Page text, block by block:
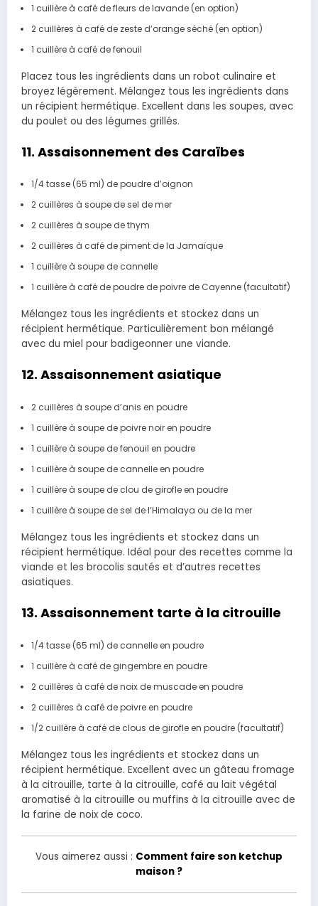
1 cuillère à café de fleurs de lavande (en option)
2 cuillères à café de zeste d’orange séché (en option)
1 cuillère à café de fenouil
Placez tous les ingrédients dans un robot culinaire et
broyez légèrement. Mélangez tous les ingrédients dans
un récipient hermétique. Excellent dans les soupes, avec
du poulet ou des légumes grillés.
11. Assaisonnement des Caraïbes
1/4 tasse (65 ml) de poudre d’oignon
2 cuillères à soupe de sel de mer
2 cuillères à soupe de thym
2 cuillères à café de piment de la Jamaïque
1 cuillère à soupe de cannelle
1 cuillère à café de poudre de poivre de Cayenne (facultatif)
Mélangez tous les ingrédients et stockez dans un
récipient hermétique. Particulièrement bon mélangé
avec du miel pour badigeonner une viande.
12. Assaisonnement asiatique
2 cuillères à soupe d’anis en poudre
1 cuillère à soupe de poivre noir en poudre
1 cuillère à soupe de fenouil en poudre
1 cuillère à soupe de cannelle en poudre
1 cuillère à soupe de clou de girofle en poudre
1 cuillère à soupe de sel de l’Himalaya ou de la mer
Mélangez tous les ingrédients et stockez dans un
récipient hermétique. Idéal pour des recettes comme la
viande et les brocolis sautés et d’autres recettes
asiatiques.
13. Assaisonnement tarte à la citrouille
1/4 tasse (65 ml) de cannelle en poudre
1 cuillère à café de gingembre en poudre
2 cuillères à café de noix de muscade en poudre
2 cuillères à café de poivre en poudre
1/2 cuillère à café de clous de girofle en poudre (facultatif)
Mélangez tous les ingrédients et stockez dans un
récipient hermétique. Excellent avec un gâteau fromage
à la citrouille, tarte à la citrouille, café au lait végétal
aromatisé à la citrouille ou muffins à la citrouille avec de
la farine de noix de coco.
Vous aimerez aussi : Comment faire son ketchup
maison ?